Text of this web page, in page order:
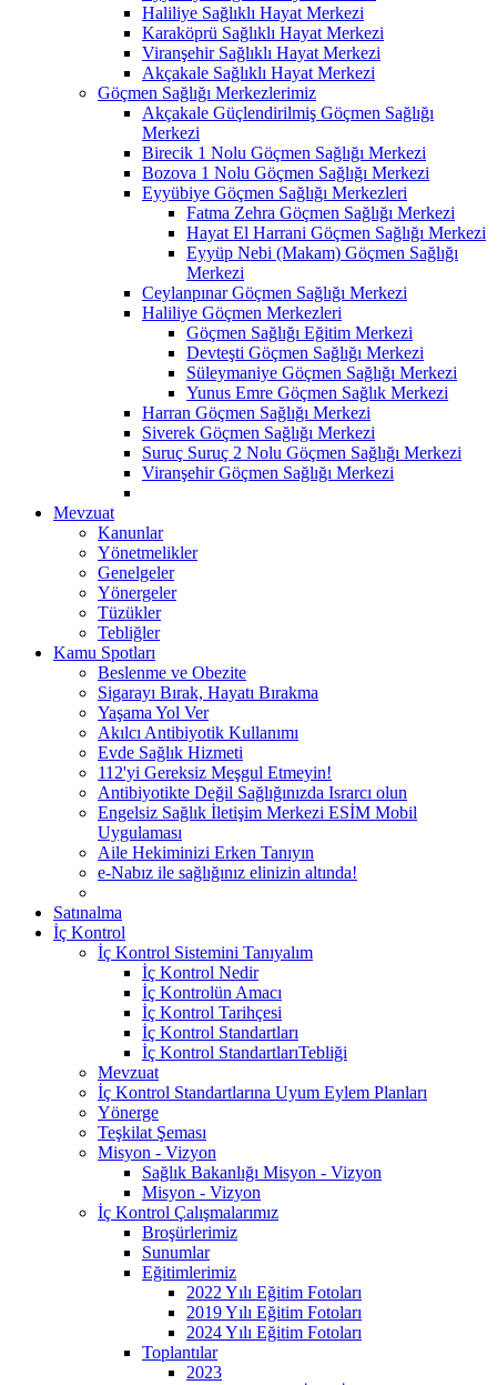
Haliliye Sağlıklı Hayat Merkezi
Karaköprü Sağlıklı Hayat Merkezi
Viranşehir Sağlıklı Hayat Merkezi
Akçakale Sağlıklı Hayat Merkezi
Göçmen Sağlığı Merkezlerimiz
Akçakale Güçlendirilmiş Göçmen Sağlığı
Merkezi
Birecik 1 Nolu Göçmen Sağlığı Merkezi
Bozova 1 Nolu Göçmen Sağlığı Merkezi
Eyyübiye Göçmen Sağlığı Merkezleri
Fatma Zehra Göçmen Sağlığı Merkezi
Hayat El Harrani Göçmen Sağlığı Merkezi
Eyyüp Nebi (Makam) Göçmen Sağlığı
Merkezi
Ceylanpınar Göçmen Sağlığı Merkezi
Haliliye Göçmen Merkezleri
Göçmen Sağlığı Eğitim Merkezi
Devteşti Göçmen Sağlığı Merkezi
Süleymaniye Göçmen Sağlığı Merkezi
Yunus Emre Göçmen Sağlık Merkezi
Harran Göçmen Sağlığı Merkezi
Siverek Göçmen Sağlığı Merkezi
Suruç Suruç 2 Nolu Göçmen Sağlığı Merkezi
Viranşehir Göçmen Sağlığı Merkezi
Mevzuat
Kanunlar
Yönetmelikler
Genelgeler
Yönergeler
Tüzükler
Tebliğler
Kamu Spotları
Beslenme ve Obezite
Sigarayı Bırak, Hayatı Bırakma
Yaşama Yol Ver
Akılcı Antibiyotik Kullanımı
Evde Sağlık Hizmeti
112'yi Gereksiz Meşgul Etmeyin!
Antibiyotikte Değil Sağlığınızda Israrcı olun
Engelsiz Sağlık İletişim Merkezi ESİM Mobil
Uygulaması
Aile Hekiminizi Erken Tanıyın
e-Nabız ile sağlığınız elinizin altında!
Satınalma
İç Kontrol
İç Kontrol Sistemini Tanıyalım
İç Kontrol Nedir
İç Kontrolün Amacı
İç Kontrol Tarihçesi
İç Kontrol Standartları
İç Kontrol StandartlarıTebliği
Mevzuat
İç Kontrol Standartlarına Uyum Eylem Planları
Yönerge
Teşkilat Şeması
Misyon - Vizyon
Sağlık Bakanlığı Misyon - Vizyon
Misyon - Vizyon
İç Kontrol Çalışmalarımız
Broşürlerimiz
Sunumlar
Eğitimlerimiz
2022 Yılı Eğitim Fotoları
2019 Yılı Eğitim Fotoları
2024 Yılı Eğitim Fotoları
Toplantılar
2023